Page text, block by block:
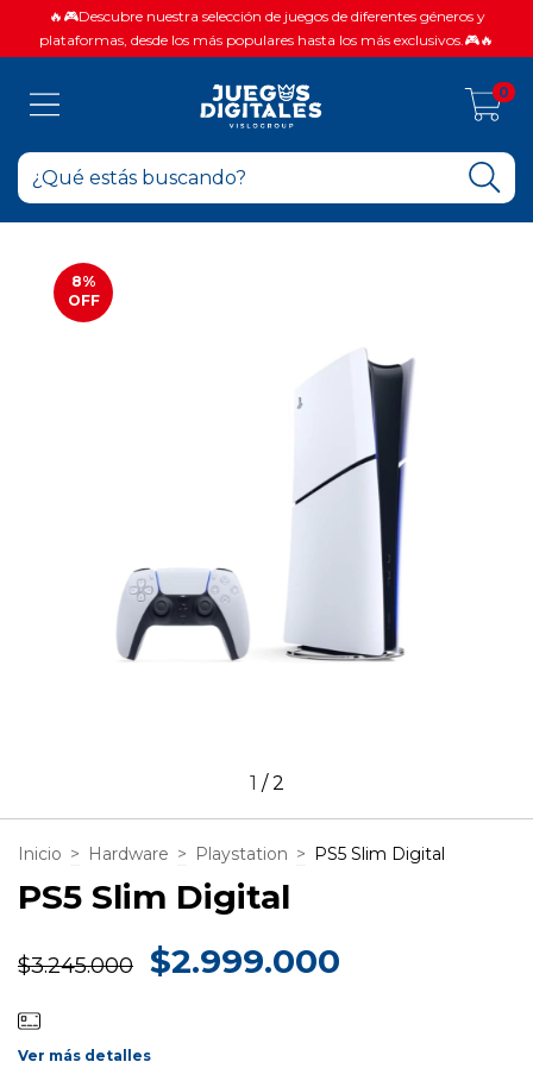
🔥🎮Descubre nuestra selección de juegos de diferentes géneros y
plataformas, desde los más populares hasta los más exclusivos.🎮🔥
0
8%
OFF
1 /2
Inicio > Hardware > Playstation > PS5 Slim Digital
PS5 Slim Digital
$3.245.000 $2.999.000
Ver más detalles